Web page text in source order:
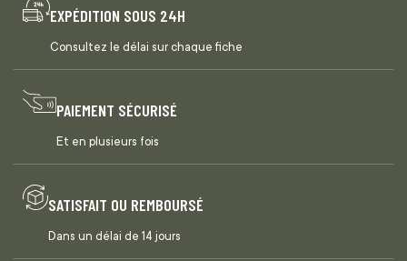
EXPÉDITION SOUS 24H
Consultez le délai sur chaque fiche
PAIEMENT SÉCURISÉ
Et en plusieurs fois
SATISFAIT OU REMBOURSÉ
Dans un délai de 14 jours